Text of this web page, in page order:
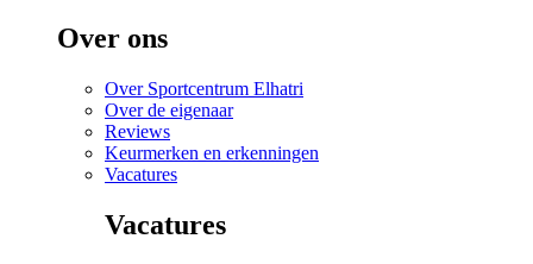
Over ons
Over Sportcentrum Elhatri
Over de eigenaar
Reviews
Keurmerken en erkenningen
Vacatures
Vacatures